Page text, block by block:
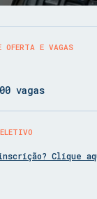
OFERTA E VAGAS
vagas
Clique